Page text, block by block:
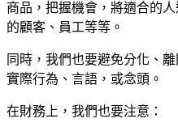
商品，把握機會，將適合的
的顧客、員工等等。
同時，我們也要避免分化、
實際行為、言語，或念頭。
在財務上，我們也要注意：